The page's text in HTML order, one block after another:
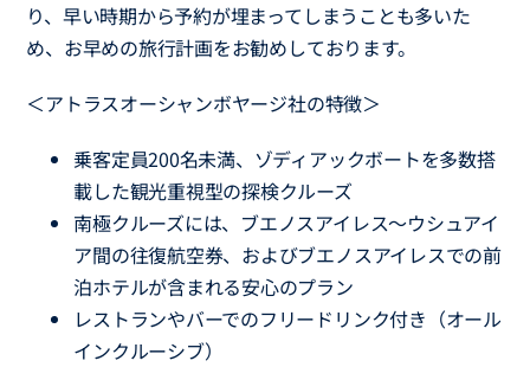
り、早い時期から予約が埋まってしまうことも多いた
め、お早めの旅行計画をお勧めしております。
＜アトラスオーシャンボヤージ社の特徴＞
乗客定員200名未満、ゾディアックボートを多数搭
載した観光重視型の探検クルーズ
南極クルーズには、ブエノスアイレス～ウシュアイ
ア間の往復航空券、およびブエノスアイレスでの前
泊ホテルが含まれる安心のプラン
レストランやバーでのフリードリンク付き（オール
インクルーシブ）